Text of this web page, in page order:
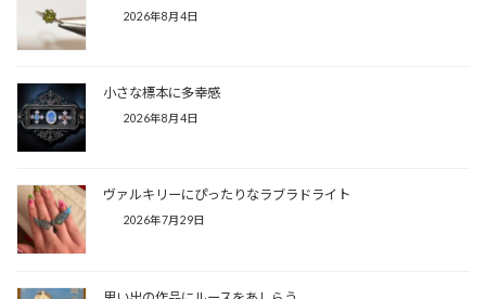
2026年8月4日
小さな標本に多幸感
2026年8月4日
ヴァルキリーにぴったりなラブラドライト
2026年7月29日